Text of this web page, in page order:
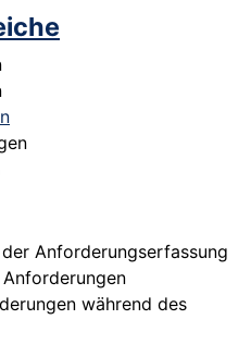
Anforderungserfassung
während des